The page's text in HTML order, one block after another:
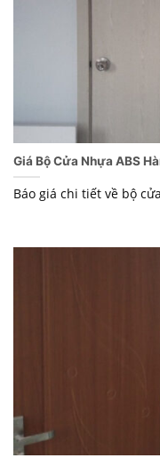
Giá Bộ Cửa Nhựa ABS
Báo giá chi tiết về bộ